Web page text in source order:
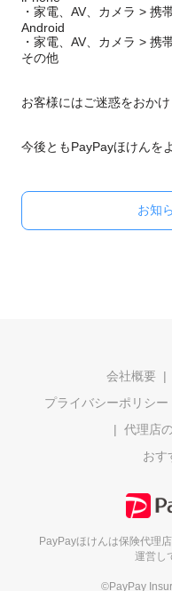
・家電、AV、カメラ > 携
Android
・家電、AV、カメラ > 携
その他
お客様にはご迷惑をおか
今後ともPayPayほけんを
お知
会社概要
プライバシーポリシー
代理店
おす
PayPayほけんは保険代理
運営し
©PayPay